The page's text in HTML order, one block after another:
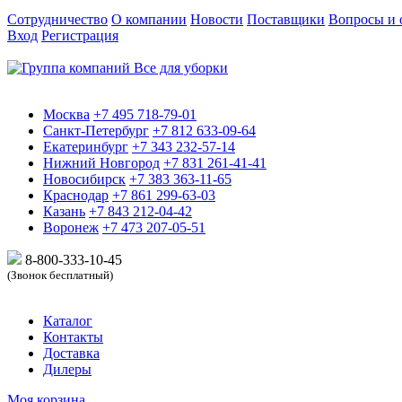
Сотрудничество О компании Новости Поставщики Вопросы и
Вход Регистрация
Москва +7 495 718-79-01
Санкт-Петербург +7 812 633-09-64
Екатеринбург +7 343 232-57-14
Нижний Новгород +7 831 261-41-41
Новосибирск +7 383 363-11-65
Краснодар +7 861 299-63-03
Казань +7 843 212-04-42
Воронеж +7 473 207-05-51
8-800-333-10-45
(Звонок бесплатный)
Каталог
Контакты
Доставка
Дилеры